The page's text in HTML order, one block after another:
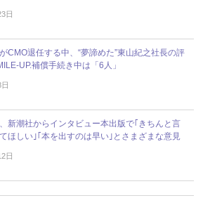
日
CMO退任する中、“夢諦めた”東山紀之社長の評
UP.補償手続き中は「6人」
新潮社からインタビュー本出版で｢きちんと言
ほしい｣｢本を出すのは早い｣とさまざまな意見
日